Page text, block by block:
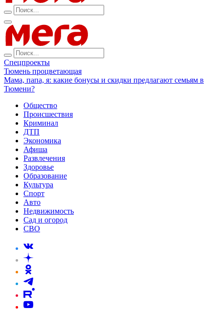
Спецпроекты
Тюмень процветающая
Мама, папа, я: какие бонусы и скидки предлагают семьям в
Тюмени?
Общество
Происшествия
Криминал
ДТП
Экономика
Афиша
Развлечения
Здоровье
Образование
Культура
Спорт
Авто
Недвижимость
Сад и огород
СВО